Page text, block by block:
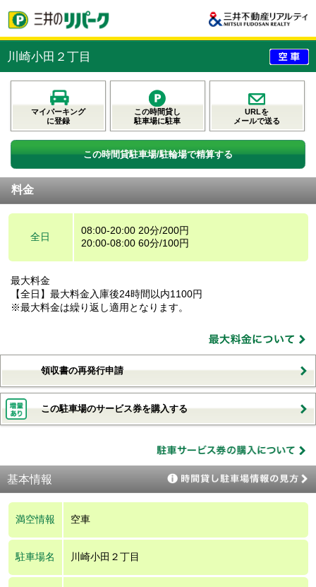
川崎小田２丁目
マイパーキング
に登録
この時間貸し
駐車場に駐車
URLを
メールで送る
この時間貸駐車場/駐輪場で精算する
料金
全日
08:00-20:00 20分/200円
20:00-08:00 60分/100円
最大料金
【全日】最大料金入庫後24時間以内1100円
※最大料金は繰り返し適用となります。
領収書の再発行申請
この駐車場のサービス券を購入する
基本情報
満空情報 空車
駐車場名 川崎小田２丁目